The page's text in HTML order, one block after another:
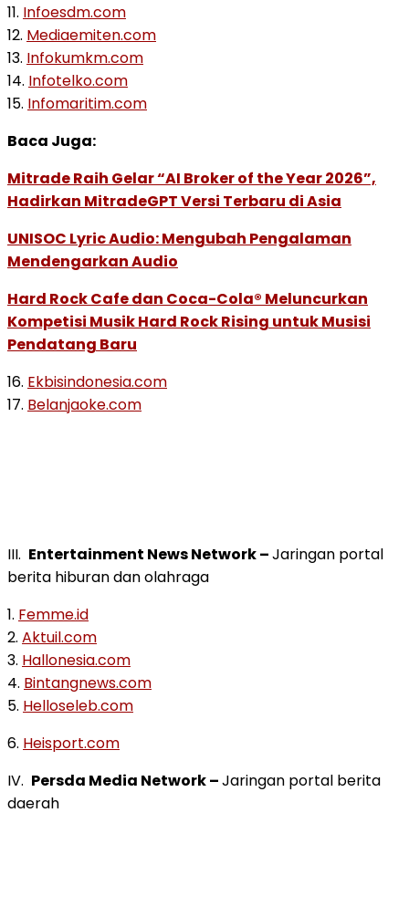
11. Infoesdm.com
12. Mediaemiten.com
13. Infokumkm.com
14. Infotelko.com
15. Infomaritim.com
Baca Juga:
Mitrade Raih Gelar “AI Broker of the Year 2026”,
Hadirkan MitradeGPT Versi Terbaru di Asia
UNISOC Lyric Audio: Mengubah Pengalaman
Mendengarkan Audio
Hard Rock Cafe dan Coca-Cola® Meluncurkan
Kompetisi Musik Hard Rock Rising untuk Musisi
Pendatang Baru
16. Ekbisindonesia.com
17. Belanjaoke.com
III. Entertainment News Network –Jaringan portal
berita hiburan dan olahraga
1. Femme.id
2. Aktuil.com
3. Hallonesia.com
4. Bintangnews.com
5. Helloseleb.com
6. Heisport.com
IV. Persda Media Network –Jaringan portal berita
daerah